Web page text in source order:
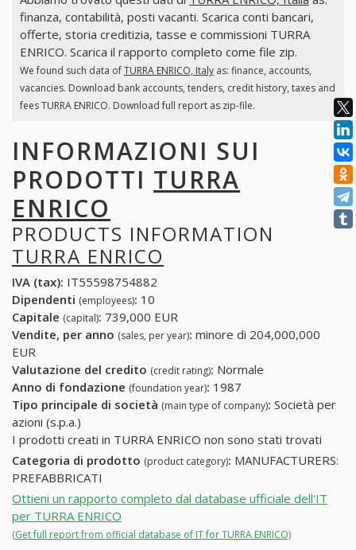
finanza, contabilità, posti vacanti. Scarica conti bancari,
offerte, storia creditizia, tasse e commissioni TURRA
ENRICO. Scarica il rapporto completo come file zip.
We found such data ofTURRA ENRICO, Italyas: finance, accounts,
vacancies. Download bank accounts, tenders, credit history, taxes and
fees TURRA ENRICO. Download full report as zip-file.
INFORMAZIONI SUI
PRODOTTI TURRA
ENRICO
PRODUCTS INFORMATION
TURRA ENRICO
IVA (tax): IT55598754882
Dipendenti (employees): 10
Capitale (capital): 739,000 EUR
Vendite, per anno (sales, per year): minore di 204,000,000
EUR
Valutazione del credito (credit rating): Normale
Anno di fondazione (foundation year): 1987
Tipo principale di società (main type of company): Società per
azioni (s.p.a.)
I prodotti creati in TURRA ENRICO non sono stati trovati
Categoria di prodotto (product category): MANUFACTURERS:
PREFABBRICATI
Ottieni un rapporto completo dal database ufficiale dell'IT
per TURRA ENRICO
(Get full report from official database of IT for TURRA ENRICO)